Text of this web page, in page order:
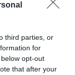
third parties, or
for
opt-out
that after your